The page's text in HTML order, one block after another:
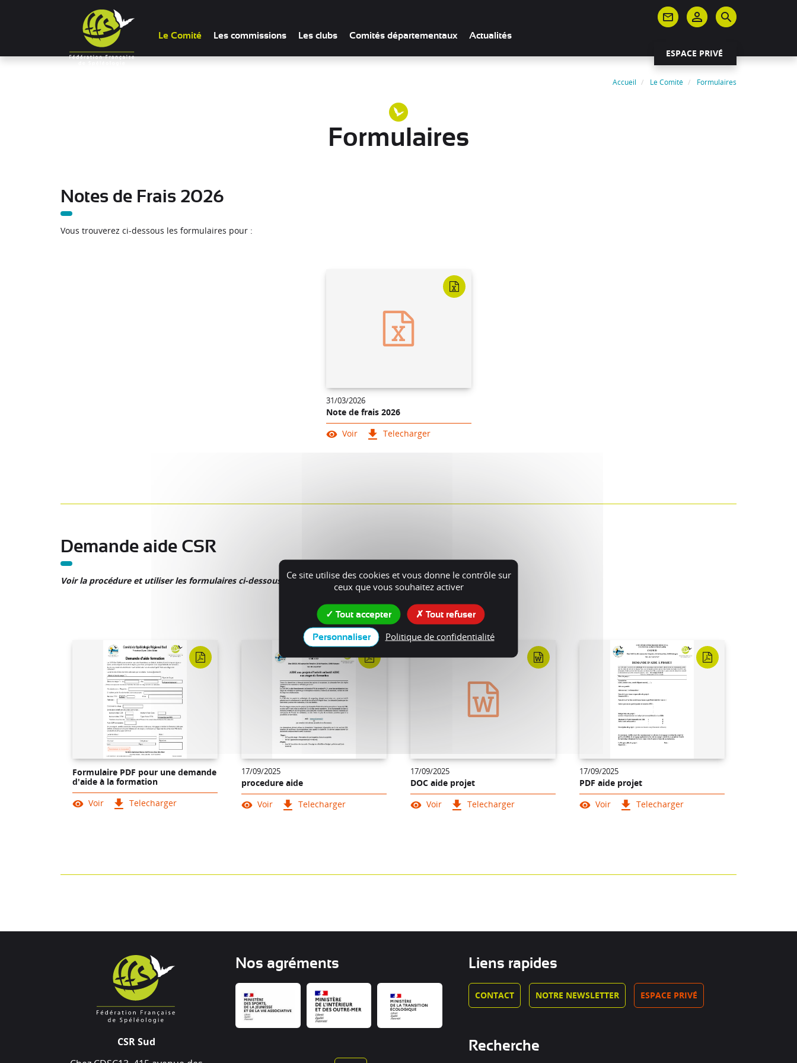
ESPACE PRIVÉ
Le Comité Les commissions Les clubs Comités départementaux Actualités
Accueil Le Comité Formulaires
Formulaires
Notes de Frais 2026
Vous trouverez ci-dessous les formulaires pour :
31/03/2026
Note de frais 2026
Voir
Telecharger
Demande aide CSR
Voir la procédure et utiliser les formulaires ci-dessous :
Formulaire PDF pour une demande
d'aide à la formation
Voir
Telecharger
17/09/2025
procedure aide
Voir
Telecharger
17/09/2025
DOC aide projet
Voir
Telecharger
17/09/2025
PDF aide projet
Voir
Telecharger
CSR Sud
Nos agréments Liens rapides
CONTACT NOTRE NEWSLETTER ESPACE PRIVÉ
Recherche
Ce site utilise des cookies et vous donne le contrôle sur
ceux que vous souhaitez activer
Tout accepter Tout refuser
Personnaliser Politique de confidentialité